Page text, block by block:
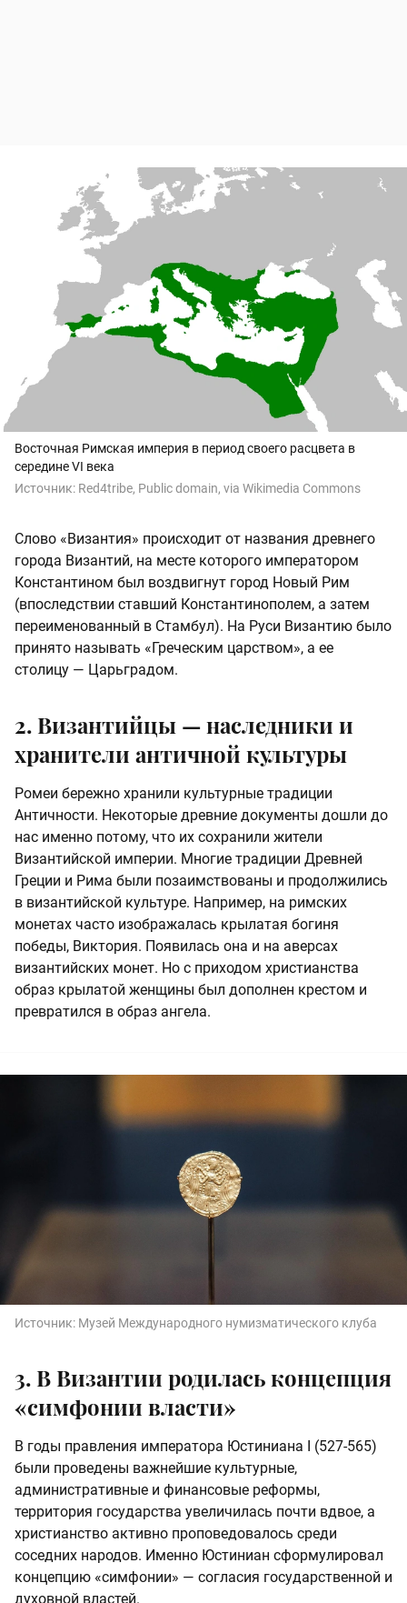
Восточная Римская империя в период своего расцвета в
середине VI века
Источник: Red4tribe, Public domain, via Wikimedia Commons
Слово «Византия» происходит от названия древнего
города Византий, на месте которого императором
Константином был воздвигнут город Новый Рим
(впоследствии ставший Константинополем, а затем
переименованный в Стамбул). На Руси Византию было
принято называть «Греческим царством», а ее
столицу — Царьградом.
2. Византийцы — наследники и
хранители античной культуры
Ромеи бережно хранили культурные традиции
Античности. Некоторые древние документы дошли до
нас именно потому, что их сохранили жители
Византийской империи. Многие традиции Древней
Греции и Рима были позаимствованы и продолжились
в византийской культуре. Например, на римских
монетах часто изображалась крылатая богиня
победы, Виктория. Появилась она и на аверсах
византийских монет. Но с приходом христианства
образ крылатой женщины был дополнен крестом и
превратился в образ ангела.
Источник: Музей Международного нумизматического клуба
3. В Византии родилась концепция
«симфонии власти»
В годы правления императора Юстиниана I (527-565)
были проведены важнейшие культурные,
административные и финансовые реформы,
территория государства увеличилась почти вдвое, а
христианство активно проповедовалось среди
соседних народов. Именно Юстиниан сформулировал
концепцию «симфонии» — согласия государственной и
духовной властей.